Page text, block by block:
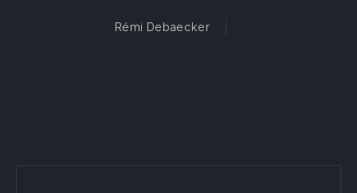
Rémi Debaecker